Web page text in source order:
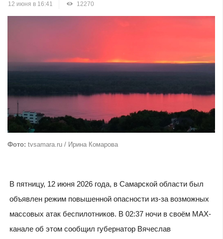
12 июня в 16:41 12270
Фото: tvsamara.ru / Ирина Комарова
В пятницу, 12 июня 2026 года, в Самарской области был
объявлен режим повышенной опасности из-за возможных
массовых атак беспилотников. В 02:37 ночи в своём МАХ-
канале об этом сообщил губернатор Вячеслав